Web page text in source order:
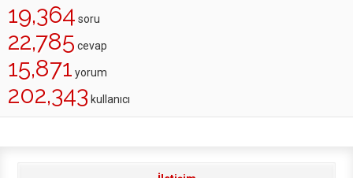
19,364 soru
22,785 cevap
15,871 yorum
202,343 kullanıcı